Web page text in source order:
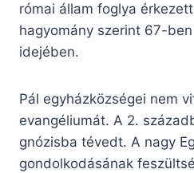
római állam foglya
hagyomány szerint 67-
idejében.
Pál egyházközségei nem
evangéliumát. A 2.
gnózisba tévedt. A nagy
gondolkodásának